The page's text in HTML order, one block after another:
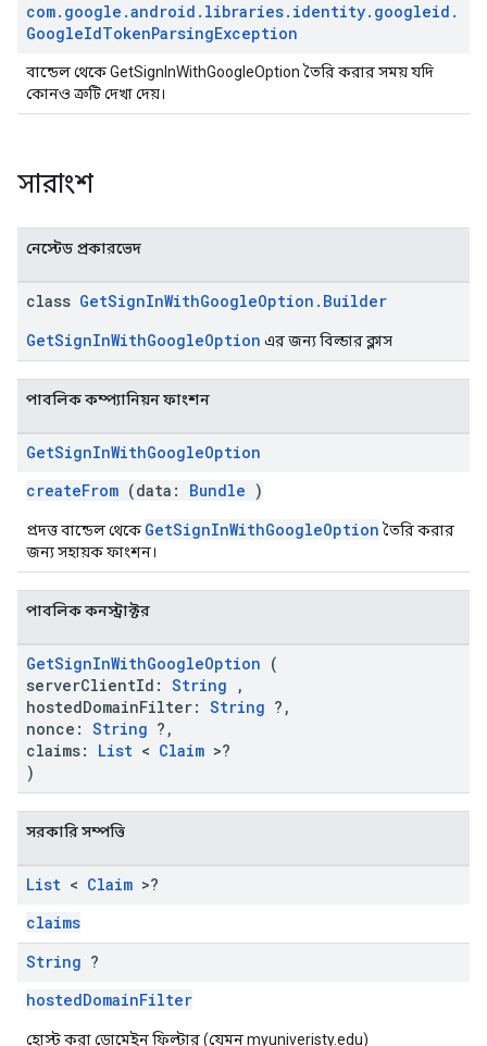
com. google .android . libraries. identity. googleid .
GoogleIdTokenParsingException
বান্ডেল থেকে GetSignInWithGoogleOption তৈরি করার সময় যদি
কোনও ত্রুটি দেখা দেয়।
সারাংশ
নেস্টেড প্রকারভেদ
class GetSignInWithGoogleOption.Builder
GetSignInWithGoogleOption এর জন্য বিল্ডার ক্লাস
পাবলিক কম্প্যানিয়ন ফাংশন
GetSignInWithGoogleOption
createFrom (data: Bundle )
প্রদত্ত বান্ডেল থেকে GetSignInWithGoogleOption তৈরি করার
জন্য সহায়ক ফাংশন।
পাবলিক কনস্ট্রাক্টর
GetSignInWithGoogleOption (
serverClientId: String ,
hostedDomainFilter: String ?,
nonce: String ?,
claims: List < Claim >?
)
সরকারি সম্পত্তি
List < Claim >?
claims
String ?
hostedDomainFilter
হোস্ট করা ডোমেইন ফিল্টার (যেমন myuniveristy.edu)